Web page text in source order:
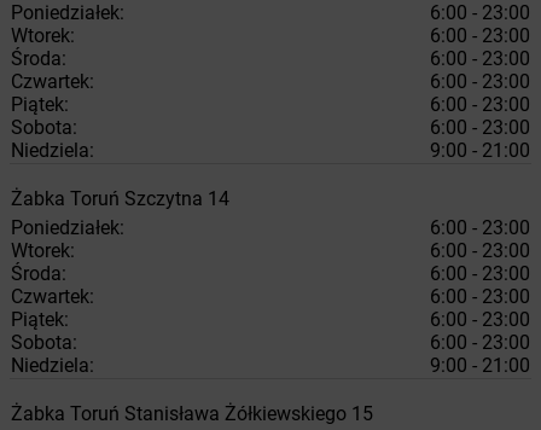
Poniedziałek:
6:00 - 23:00
Wtorek:
6:00 - 23:00
Środa:
6:00 - 23:00
Czwartek:
6:00 - 23:00
Piątek:
6:00 - 23:00
Sobota:
6:00 - 23:00
Niedziela:
9:00 - 21:00
Żabka Toruń Szczytna 14
Poniedziałek:
6:00 - 23:00
Wtorek:
6:00 - 23:00
Środa:
6:00 - 23:00
Czwartek:
6:00 - 23:00
Piątek:
6:00 - 23:00
Sobota:
6:00 - 23:00
Niedziela:
9:00 - 21:00
Żabka Toruń Stanisława Żółkiewskiego 15